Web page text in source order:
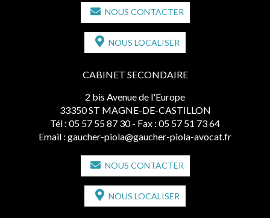
NOUS CONTACTER
NOUS LOCALISER
CABINET SECONDAIRE
2 bis Avenue de l'Europe
33350 ST MAGNE-DE-CASTILLON
Tél : 05 57 55 87 30 - Fax : 05 57 51 73 64
Email : gaucher-piola@gaucher-piola-avocat.fr
NOUS CONTACTER
NOUS LOCALISER